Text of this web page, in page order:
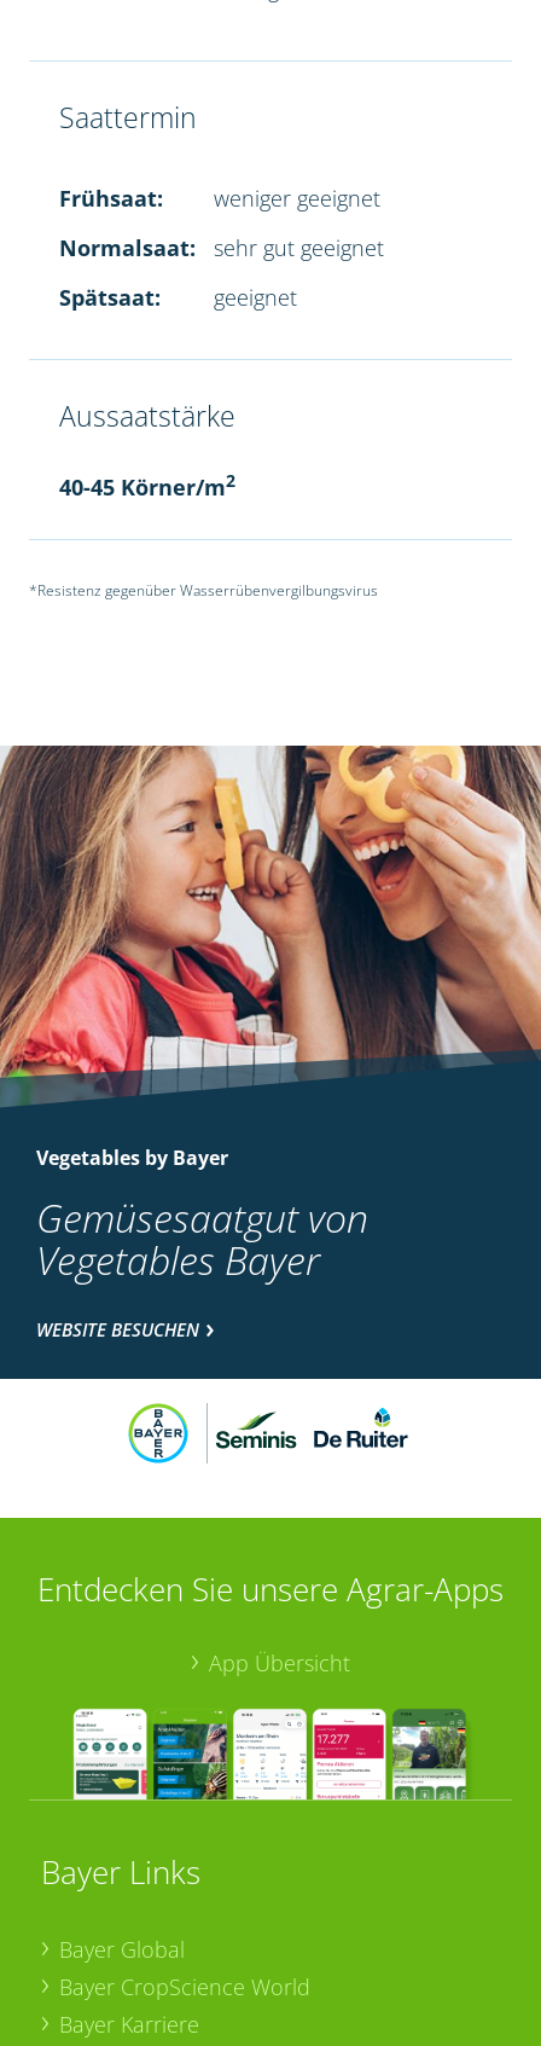
Saattermin
Frühsaat:
weniger geeignet
Normalsaat:
sehr gut geeignet
Spätsaat:
geeignet
Aussaatstärke
40-45 Körner/m2
*Resistenz gegenüber Wasserrübenvergilbungsvirus
Vegetables by Bayer
Gemüsesaatgut von
Vegetables Bayer
WEBSITE BESUCHEN
Entdecken Sie unsere Agrar-Apps
App Übersicht
Bayer Links
Bayer Global
Bayer CropScience World
Bayer Karriere